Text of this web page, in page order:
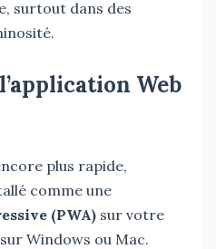
surtout dans des
Web
plus rapide,
comme une
(PWA) sur votre
Windows ou Mac.